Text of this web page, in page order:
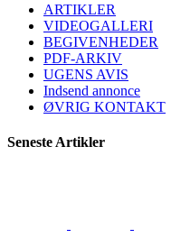
ARTIKLER
VIDEOGALLERI
BEGIVENHEDER
PDF-ARKIV
UGENS AVIS
Indsend annonce
ØVRIG KONTAKT
Seneste Artikler